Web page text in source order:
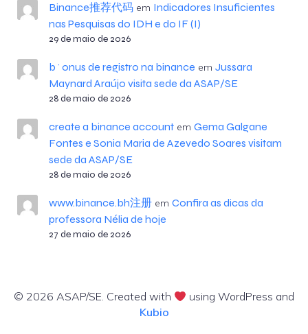
Binance推荐代码em Indicadores Insuficientes
nas Pesquisas do IDH e do IF (I)
29 de maio de 2026
b^onus de registro na binance em Jussara
Maynard Araújo visita sede da ASAP/SE
28 de maio de 2026
create a binance accountem Gema Galgane
Fontes e Sonia Maria de Azevedo Soares visitam
sede da ASAP/SE
28 de maio de 2026
www.binance.bh注册em Confira as dicas da
professora Nélia de hoje
27 de maio de 2026
© 2026 ASAP/SE. Created with
using WordPress and
Kubio